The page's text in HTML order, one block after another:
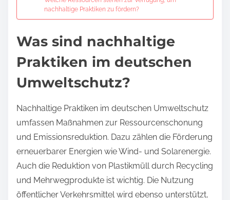
nachhaltige Praktiken zu fördern?
Was sind nachhaltige
Praktiken im deutschen
Umweltschutz?
Nachhaltige Praktiken im deutschen Umweltschutz
umfassen Maßnahmen zur Ressourcenschonung
und Emissionsreduktion. Dazu zählen die Förderung
erneuerbarer Energien wie Wind- und Solarenergie.
Auch die Reduktion von Plastikmüll durch Recycling
und Mehrwegprodukte ist wichtig. Die Nutzung
öffentlicher Verkehrsmittel wird ebenso unterstützt,